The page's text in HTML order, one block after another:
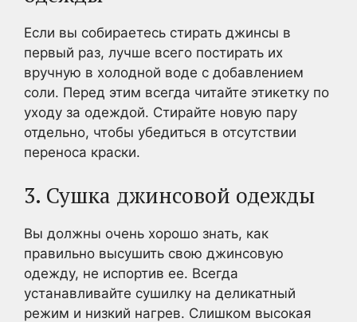
Если вы собираетесь стирать джинсы в
первый раз, лучше всего постирать их
вручную в холодной воде с добавлением
соли. Перед этим всегда читайте этикетку по
уходу за одеждой. Стирайте новую пару
отдельно, чтобы убедиться в отсутствии
переноса краски.
3. Сушка джинсовой одежды
Вы должны очень хорошо знать, как
правильно высушить свою джинсовую
одежду, не испортив ее. Всегда
устанавливайте сушилку на деликатный
режим и низкий нагрев. Слишком высокая